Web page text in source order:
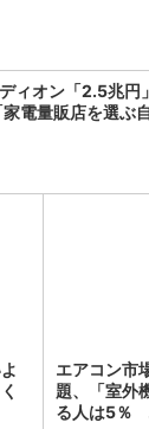
ィオン「2.5兆円
電量販店を選ぶ
エアコン市
題、「室外
る人は5％